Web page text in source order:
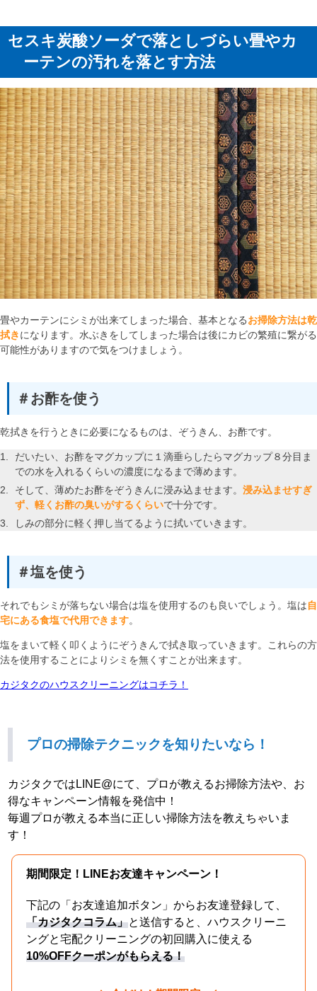
セスキ炭酸ソーダで落としづらい畳やカ
ーテンの汚れを落とす方法
畳やカーテンにシミが出来てしまった場合、基本となるお掃除方法は乾
拭きになります。水ぶきをしてしまった場合は後にカビの繁殖に繋がる
可能性がありますので気をつけましょう。
＃お酢を使う
乾拭きを行うときに必要になるものは、ぞうきん、お酢です。
だいたい、お酢をマグカップに１滴垂らしたらマグカップ８分目ま
での水を入れるくらいの濃度になるまで薄めます。
そして、薄めたお酢をぞうきんに浸み込ませます。 浸み込ませすぎ
ず、軽くお酢の臭いがするくらいで十分です。
しみの部分に軽く押し当てるように拭いていきます。
＃塩を使う
それでもシミが落ちない場合は塩を使用するのも良いでしょう。塩は自
宅にある食塩で代用できます。
塩をまいて軽く叩くようにぞうきんで拭き取っていきます。これらの方
法を使用することによりシミを無くすことが出来ます。
カジタクのハウスクリーニングはコチラ！
プロの掃除テクニックを知りたいなら！
カジタクではLINE@にて、プロが教えるお掃除方法や、お
得なキャンペーン情報を発信中！
毎週プロが教える本当に正しい掃除方法を教えちゃいま
す！
期間限定！LINEお友達キャンペーン！
下記の「お友達追加ボタン」からお友達登録して、
「カジタクコラム」と送信すると、ハウスクリーニ
ングと宅配クリーニングの初回購入に使える
10%OFFクーポンがもらえる！